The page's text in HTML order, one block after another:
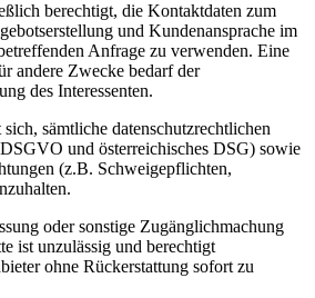
berechtigt, die Kontaktdaten zum
und Kundenansprache im
Anfrage zu verwenden. Eine
andere Zwecke bedarf der
des Interessenten.
sämtliche datenschutzrechtlichen
und österreichisches DSG) sowie
(z.B. Schweigepflichten,
oder sonstige Zugänglichmachung
ist unzulässig und berechtigt
ohne Rückerstattung sofort zu